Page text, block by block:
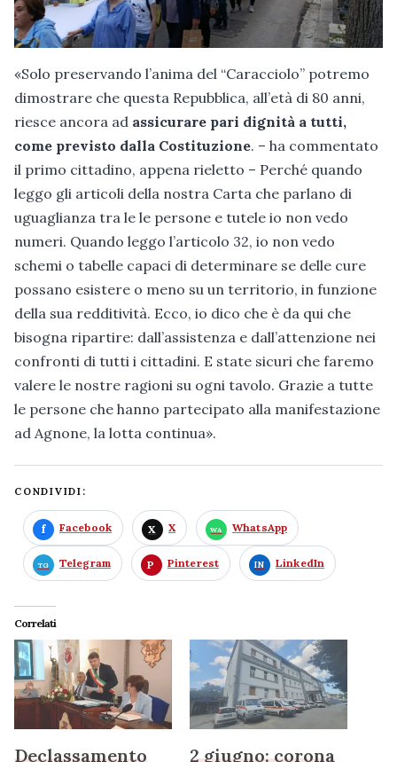
«Solo preservando l’anima del “Caracciolo” potremo
dimostrare che questa Repubblica, all’età di 80 anni,
riesce ancora ad assicurare pari dignità a tutti,
come previsto dalla Costituzione. – ha commentato
il primo cittadino, appena rieletto – Perché quando
leggo gli articoli della nostra Carta che parlano di
uguaglianza tra le le persone e tutele io non vedo
numeri. Quando leggo l’articolo 32, io non vedo
schemi o tabelle capaci di determinare se delle cure
possano esistere o meno su un territorio, in funzione
della sua redditività. Ecco, io dico che è da qui che
bisogna ripartire: dall’assistenza e dall’attenzione nei
confronti di tutti i cittadini. E state sicuri che faremo
valere le nostre ragioni su ogni tavolo. Grazie a tutte
le persone che hanno partecipato alla manifestazione
ad Agnone, la lotta continua».
CONDIVIDI:
Facebook X WhatsApp
Telegram Pinterest LinkedIn
Correlati
Declassamento 2 giugno: corona